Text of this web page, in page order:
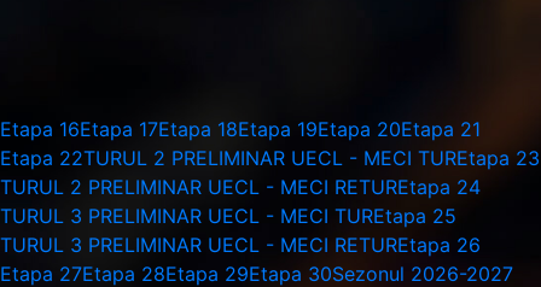
Etapa 16Etapa 17Etapa 18Etapa 19Etapa 20Etapa 21
Etapa 22TURUL 2 PRELIMINAR UECL - MECI TUREtapa 23
TURUL 2 PRELIMINAR UECL - MECI RETUREtapa 24
TURUL 3 PRELIMINAR UECL - MECI TUREtapa 25
TURUL 3 PRELIMINAR UECL - MECI RETUREtapa 26
Etapa 27Etapa 28Etapa 29Etapa 30Sezonul 2026-2027